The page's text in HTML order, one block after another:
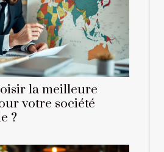
la meilleure
votre société
?